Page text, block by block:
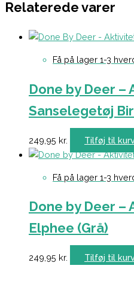
Relaterede varer
Få på lager 1-3
Done by Deer –
Sanselegetøj
249,95 kr. Tilføj til
Få på lager 1-3
Done by Deer –
Elphee (Grå)
249,95 kr. Tilføj til